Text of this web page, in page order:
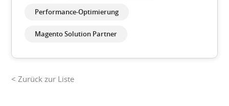
< Zurück zur Liste
Performance-Optimierung
Magento Solution Partner